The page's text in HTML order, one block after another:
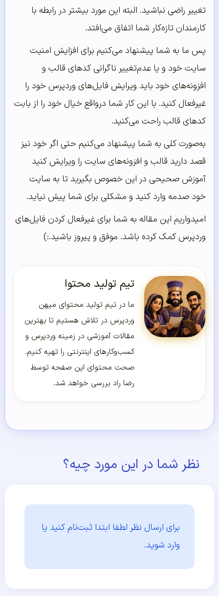
تغییر راضی نباشید. البته این مورد بیشتر در رابطه با
کارمندان تازه‌کار شما اتفاق می‌افتد.
پس ما به شما پیشنهاد می‌کنیم برای افزایش امنیت
سایت خود و یا عدم‌تغییر ناگرانی کدهای قالب و
افزونه‌های خود باید ویرایش فایل‌های وردپرس خود را
غیرفعال کنید. با این کار شما درواقع خیال خود را از بابت
کدهای قالب راحت می‌کنید.
به‌صورت کلی به شما پیشنهاد می‌کنیم حتی اگر خود نیز
قصد دارید قالب و افزونه‌های سایت را ویرایش کنید
آموزش صحیحی در این خصوص بگیرید تا به سایت
خود صدمه وارد کنید و مشکلی برای شما پیش نیاید.
امیدواریم این مقاله به شما برای غیرفعال کردن فایل‌های
وردپرس کمک کرده باشد. موفق و پیروز باشید.:)
تیم تولید محتوا
ما در تیم تولید محتوای میهن
وردپرس در تلاش هستیم تا بهترین
مقالات آموزشی در زمینه وردپرس و
کسب‌و‌کارهای اینترنتی را تهیه کنیم.
صحت محتوای این صفحه توسط
رضا راد بررسی خواهد شد.
نظر شما در این مورد چیه؟
برای ارسال نظر لطفا ابتدا ثبت‌نام کنید یا
وارد شوید.